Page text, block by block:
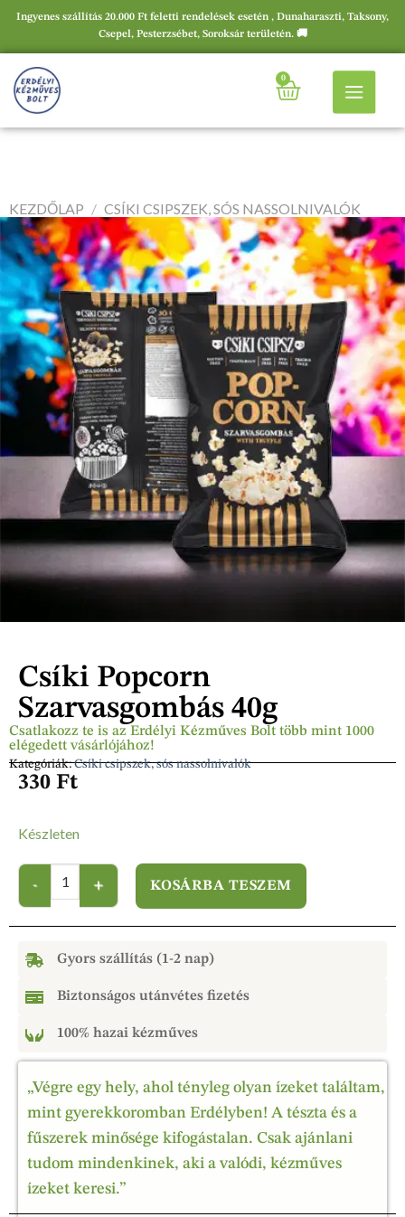
Ingyenes szállítás 20.000 Ft feletti rendelések esetén , Dunaharaszti, Taksony,
Csepel, Pesterzsébet, Soroksár területén. 🚚
0
Csatlakozz te is az Erdélyi Kézműves Bolt több mint 1000
elégedett vásárlójához!
Kategóriák:Csíki csipszek, sós nassolnivalók
Csíki Popcorn
Szarvasgombás 40g
330 Ft
Készleten
KOSÁRBA TESZEM
Gyors szállítás (1-2 nap)
Biztonságos utánvétes fizetés
100% hazai kézműves
„Végre egy hely, ahol tényleg olyan ízeket találtam,
mint gyerekkoromban Erdélyben! A tészta és a
fűszerek minősége kifogástalan. Csak ajánlani
tudom mindenkinek, aki a valódi, kézműves
ízeket keresi.”
KEZDŐLAP / CSÍKI CSIPSZEK, SÓS NASSOLNIVALÓK